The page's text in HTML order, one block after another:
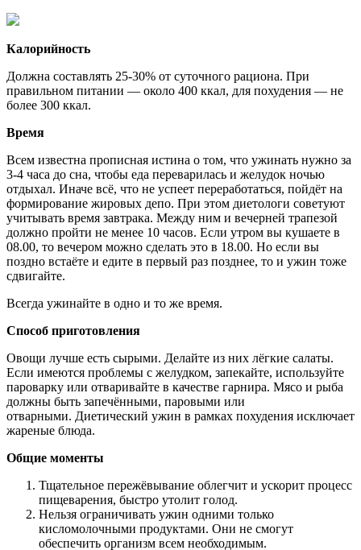
Калорийность
Должна составлять 25-30% от суточного рациона. При
правильном питании — около 400 ккал, для похудения — не
более 300 ккал.
Время
Всем известна прописная истина о том, что ужинать нужно за
3-4 часа до сна, чтобы еда переварилась и желудок ночью
отдыхал. Иначе всё, что не успеет переработаться, пойдёт на
формирование жировых депо. При этом диетологи советуют
учитывать время завтрака. Между ним и вечерней трапезой
должно пройти не менее 10 часов. Если утром вы кушаете в
08.00, то вечером можно сделать это в 18.00. Но если вы
поздно встаёте и едите в первый раз позднее, то и ужин тоже
сдвигайте.
Всегда ужинайте в одно и то же время.
Способ приготовления
Овощи лучше есть сырыми. Делайте из них лёгкие салаты.
Если имеются проблемы с желудком, запекайте, используйте
пароварку или отваривайте в качестве гарнира. Мясо и рыба
должны быть запечёнными, паровыми или
отварными. Диетический ужин в рамках похудения исключает
жареные блюда.
Общие моменты
Тщательное пережёвывание облегчит и ускорит процесс
пищеварения, быстро утолит голод.
Нельзя ограничивать ужин одними только
кисломолочными продуктами. Они не смогут
обеспечить организм всем необходимым.